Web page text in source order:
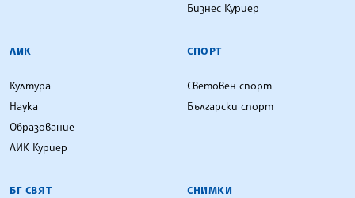
Бизнес Куриер
ЛИК
Култура
Наука
Образование
ЛИК Куриер
СПОРТ
Световен спорт
Български спорт
БГ СВЯТ СНИМКИ